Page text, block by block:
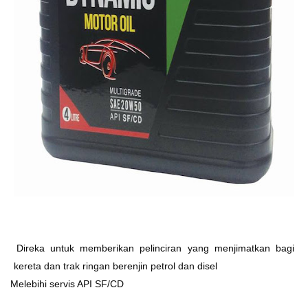
Direka untuk memberikan pelinciran yang menjimatkan bagi
kereta dan trak ringan berenjin petrol dan disel
Melebihi servis API SF/CD